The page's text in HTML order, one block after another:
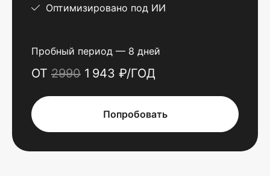
Оптимизировано под ИИ
Пробный период — 8 дней
ОТ 2990 1 943 ₽/ГОД
Попробовать